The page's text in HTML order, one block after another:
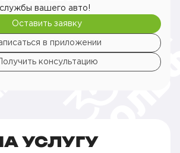
вашего авто!
Оставить заявку
в приложении
Получить консультацию
УСЛУГУ